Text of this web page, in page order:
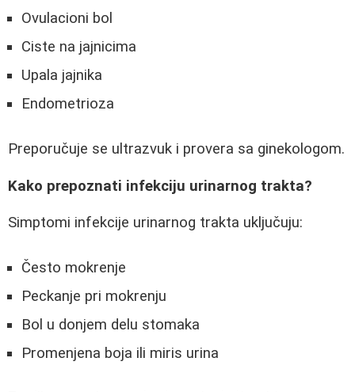
Ovulacioni bol
Ciste na jajnicima
Upala jajnika
Endometrioza
Preporučuje se ultrazvuk i provera sa ginekologom.
Kako prepoznati infekciju urinarnog trakta?
Simptomi infekcije urinarnog trakta uključuju:
Često mokrenje
Peckanje pri mokrenju
Bol u donjem delu stomaka
Promenjena boja ili miris urina